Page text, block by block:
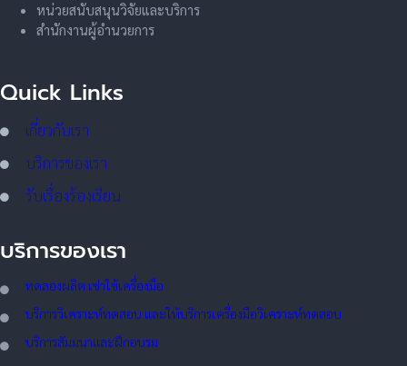
หน่วยสนับสนุนวิจัยและบริการ
สำนักงานผู้อำนวยการ
Quick Links
เกี่ยวกับเรา
บริการของเรา
รับเรื่องร้องเรียน
บริการของเรา
ทดลองผลิต เช่าใช้เครื่องมือ
บริการวิเคราะห์ทดสอบ และให้บริการเครื่องมือวิเคราะห์ทดสอบ
บริการสัมมนาและฝึกอบรม